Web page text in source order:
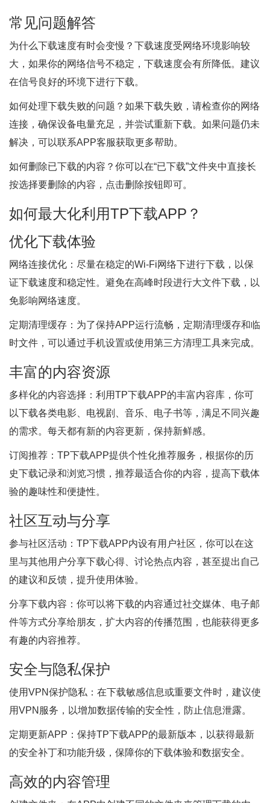
常见问题解答
为什么下载速度有时会变慢？下载速度受网络环境影响较
大，如果你的网络信号不稳定，下载速度会有所降低。建议
在信号良好的环境下进行下载。
如何处理下载失败的问题？如果下载失败，请检查你的网络
连接，确保设备电量充足，并尝试重新下载。如果问题仍未
解决，可以联系APP客服获取更多帮助。
如何删除已下载的内容？你可以在“已下载”文件夹中直接长
按选择要删除的内容，点击删除按钮即可。
如何最大化利用TP下载APP？
优化下载体验
网络连接优化：尽量在稳定的Wi-Fi网络下进行下载，以保
证下载速度和稳定性。避免在高峰时段进行大文件下载，以
免影响网络速度。
定期清理缓存：为了保持APP运行流畅，定期清理缓存和临
时文件，可以通过手机设置或使用第三方清理工具来完成。
丰富的内容资源
多样化的内容选择：利用TP下载APP的丰富内容库，你可
以下载各类电影、电视剧、音乐、电子书等，满足不同兴趣
的需求。每天都有新的内容更新，保持新鲜感。
订阅推荐：TP下载APP提供个性化推荐服务，根据你的历
史下载记录和浏览习惯，推荐最适合你的内容，提高下载体
验的趣味性和便捷性。
社区互动与分享
参与社区活动：TP下载APP内设有用户社区，你可以在这
里与其他用户分享下载心得、讨论热点内容，甚至提出自己
的建议和反馈，提升使用体验。
分享下载内容：你可以将下载的内容通过社交媒体、电子邮
件等方式分享给朋友，扩大内容的传播范围，也能获得更多
有趣的内容推荐。
安全与隐私保护
使用VPN保护隐私：在下载敏感信息或重要文件时，建议使
用VPN服务，以增加数据传输的安全性，防止信息泄露。
定期更新APP：保持TP下载APP的最新版本，以获得最新
的安全补丁和功能升级，保障你的下载体验和数据安全。
高效的内容管理